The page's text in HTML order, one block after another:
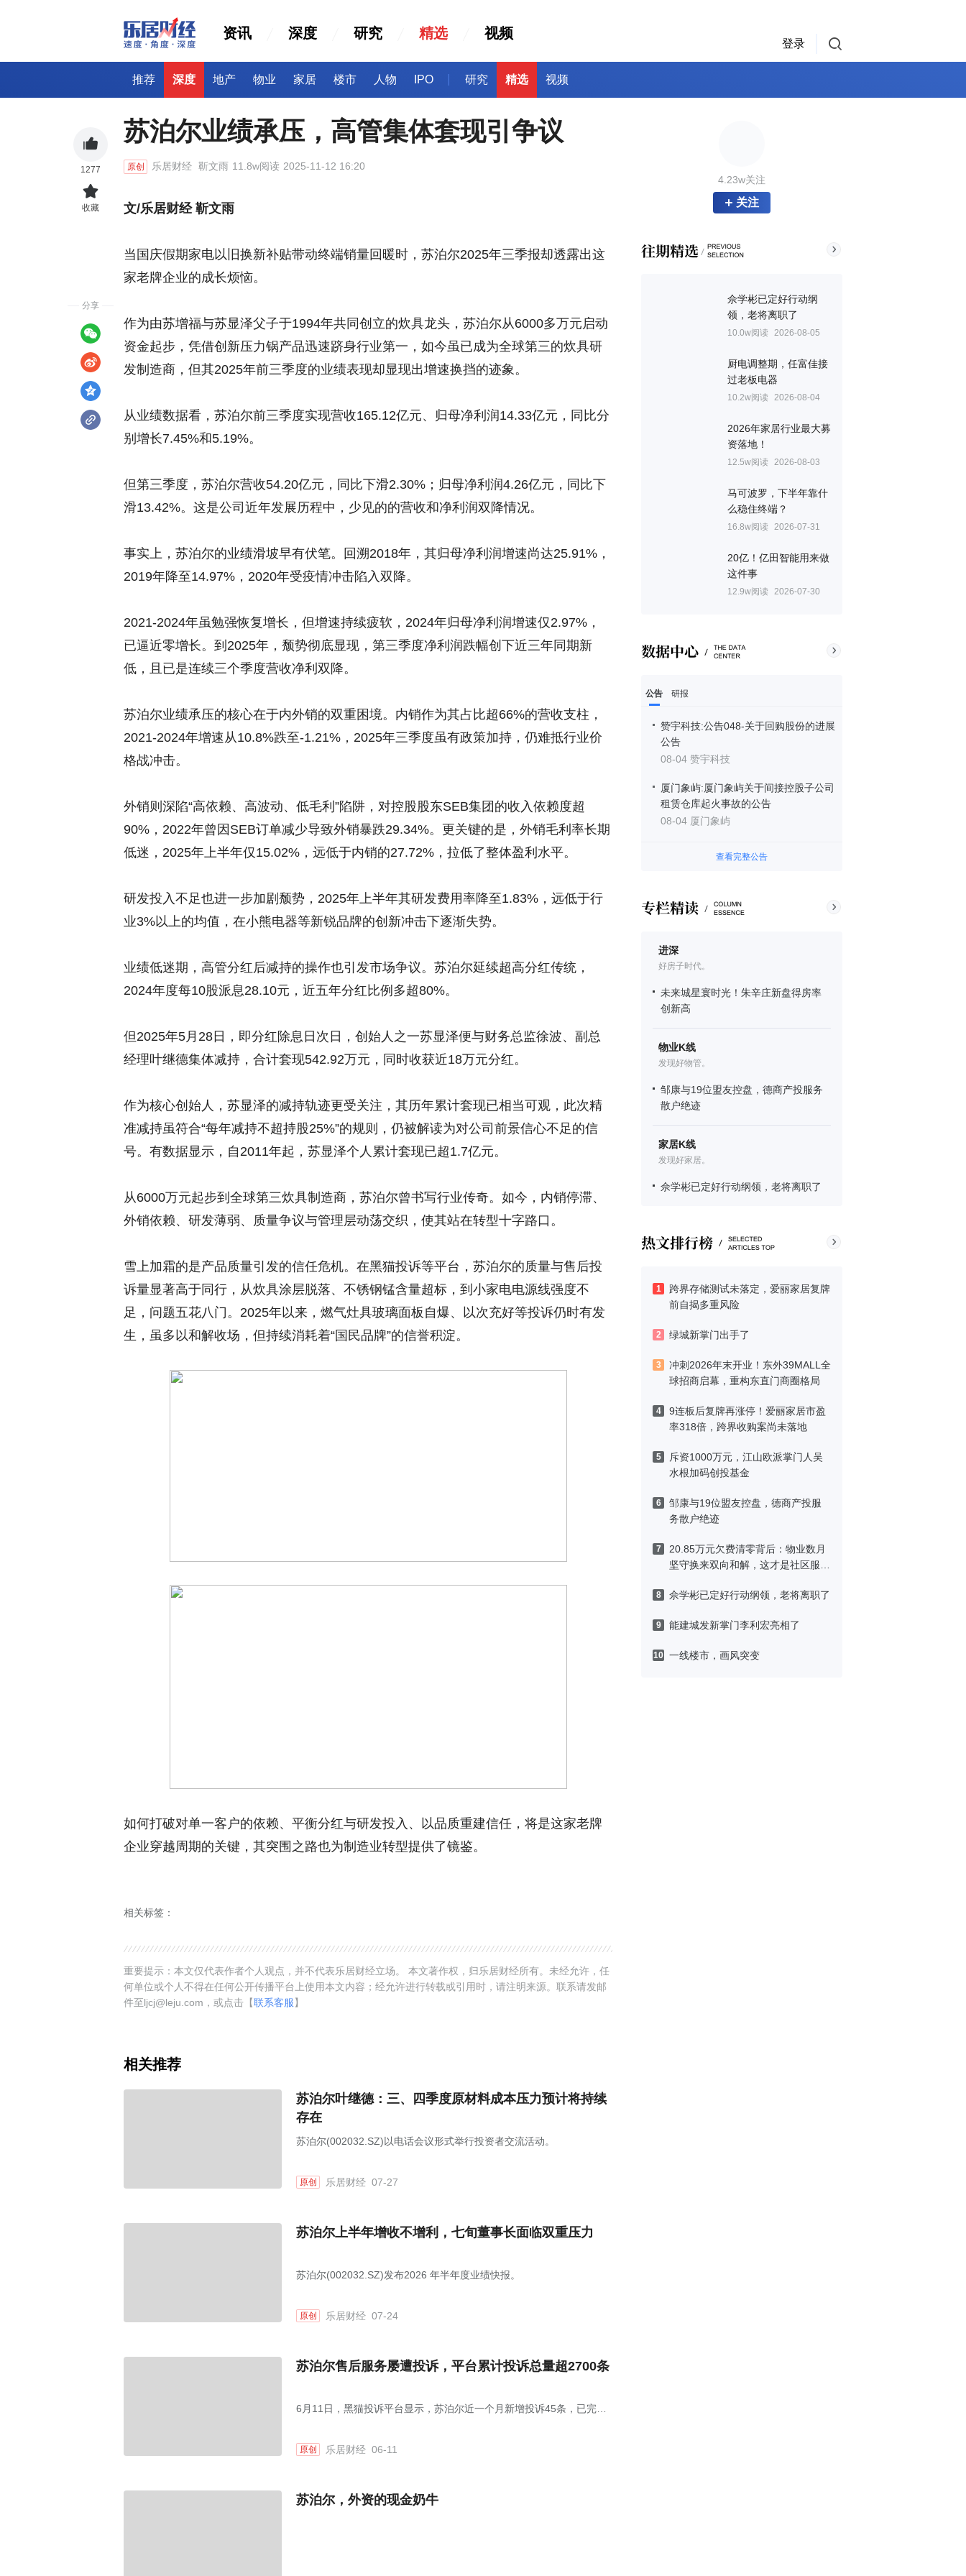
资讯 深度 研究 精选 视频
登录
推荐 深度 地产 物业 家居 楼市 人物 IPO 研究 精选 视频
4.23w关注
关注
佘学彬已定好行动纲
领，老将离职了
10.0w阅读 2026-08-05
厨电调整期，任富佳接
过老板电器
10.2w阅读 2026-08-04
2026年家居行业最大募
资落地！
12.5w阅读 2026-08-03
马可波罗，下半年靠什
么稳住终端？
16.8w阅读 2026-07-31
20亿！亿田智能用来做
这件事
12.9w阅读 2026-07-30
公告 研报
赞宇科技:公告048-关于回购股份的进展
公告
08-04 赞宇科技
厦门象屿:厦门象屿关于间接控股子公司
租赁仓库起火事故的公告
08-04 厦门象屿
查看完整公告
进深
好房子时代。
未来城星寰时光！朱辛庄新盘得房率
创新高
物业K线
发现好物管。
邹康与19位盟友控盘，德商产投服务
散户绝迹
家居K线
发现好家居。
佘学彬已定好行动纲领，老将离职了
1
跨界存储测试未落定，爱丽家居复牌
前自揭多重风险
2 绿城新掌门出手了
3
冲刺2026年末开业！东外39MALL全
球招商启幕，重构东直门商圈格局
4
9连板后复牌再涨停！爱丽家居市盈
率318倍，跨界收购案尚未落地
5
斥资1000万元，江山欧派掌门人吴
水根加码创投基金
6
邹康与19位盟友控盘，德商产投服
务散户绝迹
7
20.85万元欠费清零背后：物业数月
坚守换来双向和解，这才是社区服务
8 佘学彬已定好行动纲领，老将离职了
9 能建城发新掌门李利宏亮相了
10 一线楼市，画风突变
苏泊尔业绩承压，高管集体套现引争议
原创 乐居财经 靳文雨 11.8w阅读 2025-11-12 16:20
文/乐居财经 靳文雨
当国庆假期家电以旧换新补贴带动终端销量回暖时，苏泊尔2025年三季报却透露出这
家老牌企业的成长烦恼。
作为由苏增福与苏显泽父子于1994年共同创立的炊具龙头，苏泊尔从6000多万元启动
资金起步，凭借创新压力锅产品迅速跻身行业第一，如今虽已成为全球第三的炊具研
发制造商，但其2025年前三季度的业绩表现却显现出增速换挡的迹象。
从业绩数据看，苏泊尔前三季度实现营收165.12亿元、归母净利润14.33亿元，同比分
别增长7.45%和5.19%。
但第三季度，苏泊尔营收54.20亿元，同比下滑2.30%；归母净利润4.26亿元，同比下
滑13.42%。这是公司近年发展历程中，少见的的营收和净利润双降情况。
事实上，苏泊尔的业绩滑坡早有伏笔。回溯2018年，其归母净利润增速尚达25.91%，
2019年降至14.97%，2020年受疫情冲击陷入双降。
2021-2024年虽勉强恢复增长，但增速持续疲软，2024年归母净利润增速仅2.97%，
已逼近零增长。到2025年，颓势彻底显现，第三季度净利润跌幅创下近三年同期新
低，且已是连续三个季度营收净利双降。
苏泊尔业绩承压的核心在于内外销的双重困境。内销作为其占比超66%的营收支柱，
2021-2024年增速从10.8%跌至-1.21%，2025年三季度虽有政策加持，仍难抵行业价
格战冲击。
外销则深陷“高依赖、高波动、低毛利”陷阱，对控股股东SEB集团的收入依赖度超
90%，2022年曾因SEB订单减少导致外销暴跌29.34%。更关键的是，外销毛利率长期
低迷，2025年上半年仅15.02%，远低于内销的27.72%，拉低了整体盈利水平。
研发投入不足也进一步加剧颓势，2025年上半年其研发费用率降至1.83%，远低于行
业3%以上的均值，在小熊电器等新锐品牌的创新冲击下逐渐失势。
业绩低迷期，高管分红后减持的操作也引发市场争议。苏泊尔延续超高分红传统，
2024年度每10股派息28.10元，近五年分红比例多超80%。
但2025年5月28日，即分红除息日次日，创始人之一苏显泽便与财务总监徐波、副总
经理叶继德集体减持，合计套现542.92万元，同时收获近18万元分红。
作为核心创始人，苏显泽的减持轨迹更受关注，其历年累计套现已相当可观，此次精
准减持虽符合“每年减持不超持股25%”的规则，仍被解读为对公司前景信心不足的信
号。有数据显示，自2011年起，苏显泽个人累计套现已超1.7亿元。
从6000万元起步到全球第三炊具制造商，苏泊尔曾书写行业传奇。如今，内销停滞、
外销依赖、研发薄弱、质量争议与管理层动荡交织，使其站在转型十字路口。
雪上加霜的是产品质量引发的信任危机。在黑猫投诉等平台，苏泊尔的质量与售后投
诉量显著高于同行，从炊具涂层脱落、不锈钢锰含量超标，到小家电电源线强度不
足，问题五花八门。2025年以来，燃气灶具玻璃面板自爆、以次充好等投诉仍时有发
生，虽多以和解收场，但持续消耗着“国民品牌”的信誉积淀。
如何打破对单一客户的依赖、平衡分红与研发投入、以品质重建信任，将是这家老牌
企业穿越周期的关键，其突围之路也为制造业转型提供了镜鉴。
相关标签：
重要提示：本文仅代表作者个人观点，并不代表乐居财经立场。 本文著作权，归乐居财经所有。未经允许，任
何单位或个人不得在任何公开传播平台上使用本文内容；经允许进行转载或引用时，请注明来源。联系请发邮
件至ljcj@leju.com，或点击【联系客服】
相关推荐
苏泊尔叶继德：三、四季度原材料成本压力预计将持续
存在
苏泊尔(002032.SZ)以电话会议形式举行投资者交流活动。
原创 乐居财经 07-27
苏泊尔上半年增收不增利，七旬董事长面临双重压力
苏泊尔(002032.SZ)发布2026 年半年度业绩快报。
原创 乐居财经 07-24
苏泊尔售后服务屡遭投诉，平台累计投诉总量超2700条
6月11日，黑猫投诉平台显示，苏泊尔近一个月新增投诉45条，已完成
原创 乐居财经 06-11
苏泊尔，外资的现金奶牛
1277
收藏
分享